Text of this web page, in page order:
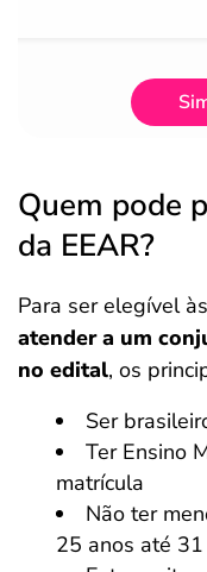
Quem pode
da EEAR?
Para ser elegível
atender a um
no edital, os
Ser
Ter Ensino
matrícula
Não ter
25 anos até